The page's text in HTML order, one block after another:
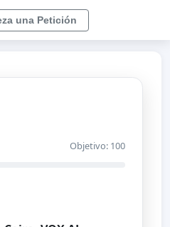
una Petición
Objetivo: 100